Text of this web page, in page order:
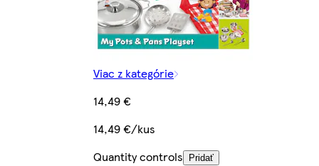
Viac z kategórie
14,49 €
14,49 €/kus
Quantity controls
Pridať